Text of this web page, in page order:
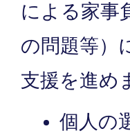
による家事
の問題等）
支援を進め
個人の